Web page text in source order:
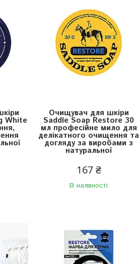
White
Очищувач для шкіри
Saddle Soap Restore 30
мл професійне мило для
делікатного очищення та
догляду за виробами з
натуральної
167 ₴
В наявності